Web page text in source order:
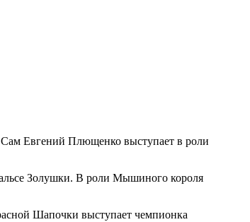
Сам Евгений Плющенко выступает в роли
Золушки. В роли Мышиного короля
Шапочки выступает чемпионка